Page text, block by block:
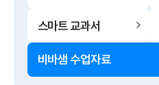
스마트 교과서
비바샘 수업자료